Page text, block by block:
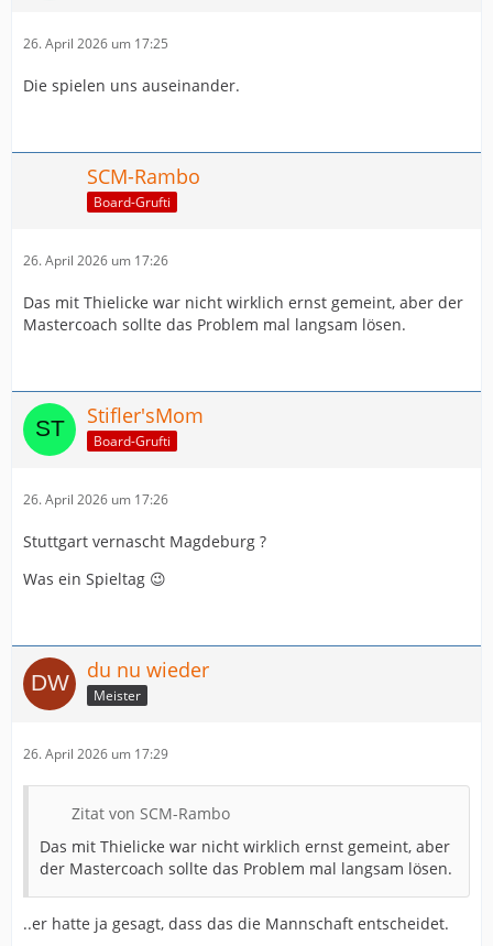
26. April 2026 um 17:25
Die spielen uns auseinander.
SCM-Rambo
Board-Grufti
26. April 2026 um 17:26
Das mit Thielicke war nicht wirklich ernst gemeint, aber der
Mastercoach sollte das Problem mal langsam lösen.
Stifler'sMom
Board-Grufti
26. April 2026 um 17:26
Stuttgart vernascht Magdeburg ?
Was ein Spieltag 😉
du nu wieder
Meister
26. April 2026 um 17:29
Zitat von SCM-Rambo
Das mit Thielicke war nicht wirklich ernst gemeint, aber
der Mastercoach sollte das Problem mal langsam lösen.
..er hatte ja gesagt, dass das die Mannschaft entscheidet.